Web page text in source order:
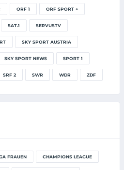
ORF 1 ORF SPORT +
SAT.1 SERVUSTV
SKY SPORT AUSTRIA
SKY SPORT NEWS SPORT 1
SRF 2 SWR WDR ZDF
FRAUEN CHAMPIONS LEAGUE